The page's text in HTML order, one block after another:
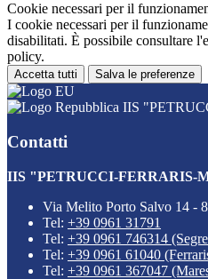
Cookie necessari per il
I cookie necessari per il
disabilitati. È possibile consultare
policy.
Accetta tutti Salva le preferenze
IIS
Contatti
IIS "PETRUCCI-FERRARIS-
Via Melito Porto Salvo 14 -
Tel: +39 0961 31791
Tel: +39 0961 746314
Tel: +39 0961 61040
Tel: +39 0961 367047